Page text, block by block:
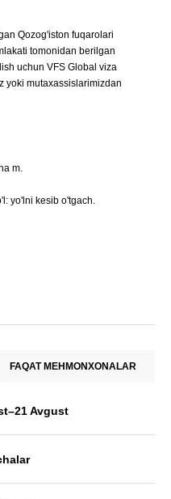
Qozog'iston fuqarolari
tomonidan berilgan
uchun VFS Global viza
yoki mutaxassislarimizdan
m.
yo'lni kesib o'tgach.
FAQAT MEHMONXONALAR
–21 Avgust